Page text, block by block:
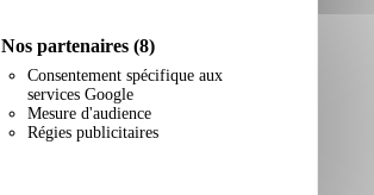
Nos partenaires (8)
Consentement spécifique aux
services Google
Mesure d'audience
Régies publicitaires